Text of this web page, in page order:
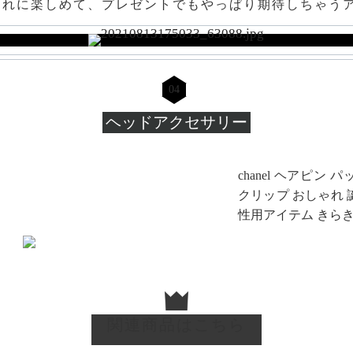
に楽しめて、プレゼントでもやっぱり期待しちゃう
04
ヘッドアクセサリー
chanel ヘアピン パ
クリップ おしゃれ
性用アイテム きら